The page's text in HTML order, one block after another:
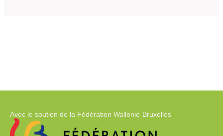
Avec le soutien de la Fédération Wallonie-Bruxelles